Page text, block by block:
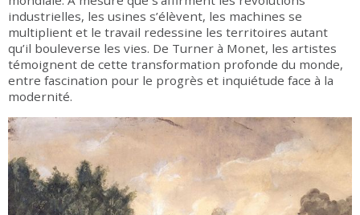
industrielles, les usines s’élèvent, les machines se
multiplient et le travail redessine les territoires autant
qu’il bouleverse les vies. De Turner à Monet, les artistes
témoignent de cette transformation profonde du monde,
entre fascination pour le progrès et inquiétude face à la
modernité.